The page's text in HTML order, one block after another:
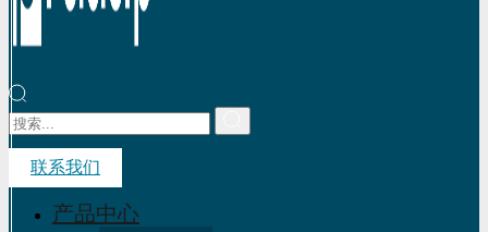
联系我们
产品中心